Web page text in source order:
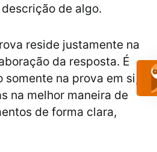
de algo.
reside justamente na
da resposta. É
na prova em si,
na melhor maneira de
de forma clara,